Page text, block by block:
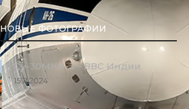
НОВЫЕ ФОТОГРАФИИ
Су-30МКИ-3 – ВВС Индии
15.11.2024